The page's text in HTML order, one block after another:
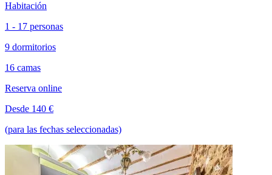
Habitación
1 - 17 personas
9 dormitorios
16 camas
Reserva online
Desde 140 €
(para las fechas seleccionadas)